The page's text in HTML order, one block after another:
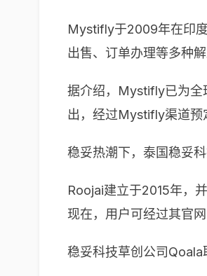
Mystifly于2009年在印
出售、订单办理等多种
据介绍，Mystifly已为全
出，经过Mystifly渠道预
稳妥热潮下，泰国稳妥
Roojai建立于2015年，
现在，用户可经过其官
稳妥科技草创公司Qoala